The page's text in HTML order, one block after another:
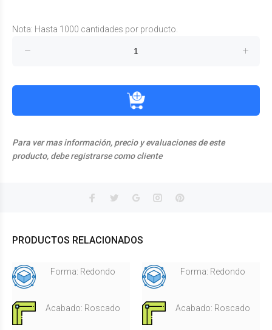
Nota: Hasta 1000 cantidades por producto.
Para ver mas información, precio y evaluaciones de este
producto, debe registrarse como cliente
PRODUCTOS RELACIONADOS
Forma: Redondo
Acabado: Roscado
Forma: Redondo
Acabado: Roscado